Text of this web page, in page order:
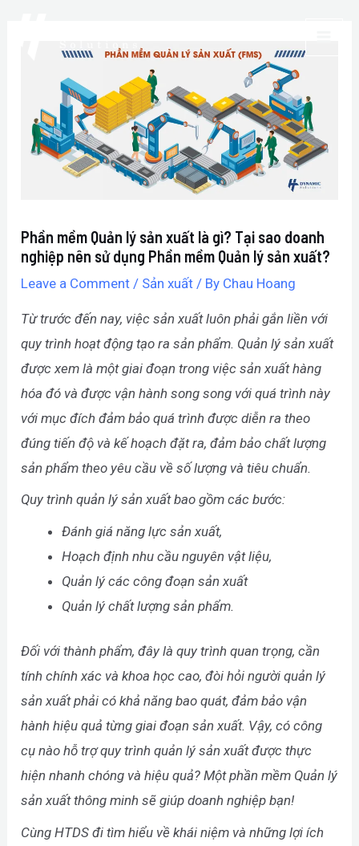
Phần mềm Quản lý sản xuất là gì? Tại sao doanh
nghiệp nên sử dụng Phần mềm Quản lý sản xuất?
Leave a Comment / Sản xuất / By Chau Hoang
Từ trước đến nay, việc sản xuất luôn phải gắn liền với
quy trình hoạt động tạo ra sản phẩm. Quản lý sản xuất
được xem là một giai đoạn trong việc sản xuất hàng
hóa đó và được vận hành song song với quá trình này
với mục đích đảm bảo quá trình được diễn ra theo
đúng tiến độ và kế hoạch đặt ra, đảm bảo chất lượng
sản phẩm theo yêu cầu về số lượng và tiêu chuẩn.
Quy trình quản lý sản xuất bao gồm các bước:
Đánh giá năng lực sản xuất,
Hoạch định nhu cầu nguyên vật liệu,
Quản lý các công đoạn sản xuất
Quản lý chất lượng sản phẩm.
Đối với thành phẩm, đây là quy trình quan trọng, cần
tính chính xác và khoa học cao, đòi hỏi người quản lý
sản xuất phải có khả năng bao quát, đảm bảo vận
hành hiệu quả từng giai đoạn sản xuất. Vậy, có công
cụ nào hỗ trợ quy trình quản lý sản xuất được thực
hiện nhanh chóng và hiệu quả? Một phần mềm Quản lý
sản xuất thông minh sẽ giúp doanh nghiệp bạn!
Cùng HTDS đi tìm hiểu về khái niệm và những lợi ích